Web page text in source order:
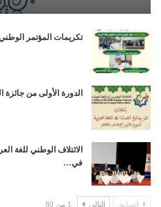
تكريمات المؤتمر الوطني
الدورة الأولى من جائزة
الائتلاف الوطني للغة
في…
السابق التالي 1 من 80